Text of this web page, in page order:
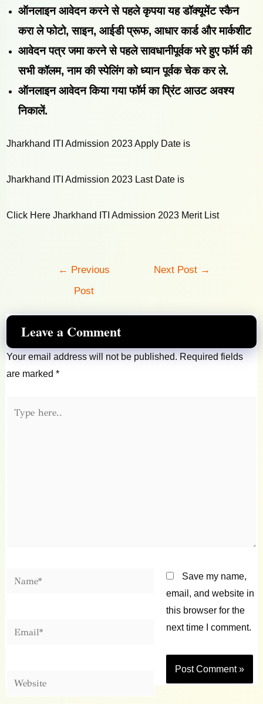
ऑनलाइन आवेदन करने से पहले कृपया यह डॉक्यूमेंट स्कैन
करा ले फोटो, साइन, आईडी प्रूफ, आधार कार्ड और मार्कशीट
आवेदन पत्र जमा करने से पहले सावधानीपूर्वक भरे हुए फॉर्म की
सभी कॉलम, नाम की स्पेलिंग को ध्यान पूर्वक चेक कर ले.
ऑनलाइन आवेदन किया गया फॉर्म का प्रिंट आउट अवश्य
निकालें.
Jharkhand ITI Admission 2023 Apply Date is
Jharkhand ITI Admission 2023 Last Date is
Click Here Jharkhand ITI Admission 2023 Merit List
← Previous
Post
Next Post →
Leave a Comment
Your email address will not be published. Required fields
are marked *
here..
Name*
Email*
Website
Save my name,
email, and website in
this browser for the
next time I comment.